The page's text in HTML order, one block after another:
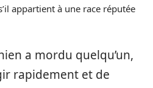
appartient à une race réputée
a mordu quelqu’un,
rapidement et de